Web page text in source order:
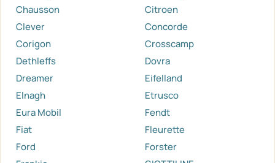
Chausson
Citroen
Clever
Concorde
Corigon
Crosscamp
Dethleffs
Dovra
Dreamer
Eifelland
Elnagh
Etrusco
Eura Mobil
Fendt
Fiat
Fleurette
Ford
Forster